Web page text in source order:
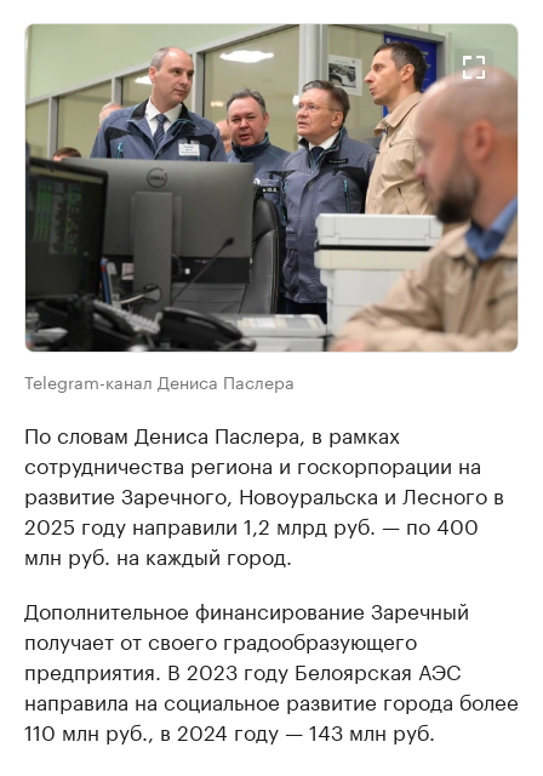
Telegram-канал Дениса Паслера
По словам Дениса Паслера, в рамках
сотрудничества региона и госкорпорации на
развитие Заречного, Новоуральска и Лесного в
2025 году направили 1,2 млрд руб. — по 400
млн руб. на каждый город.
Дополнительное финансирование Заречный
получает от своего градообразующего
предприятия. В 2023 году Белоярская АЭС
направила на социальное развитие города более
110 млн руб., в 2024 году — 143 млн руб.